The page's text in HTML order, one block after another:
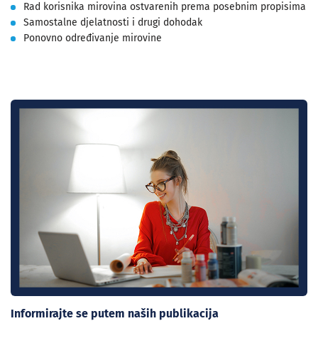
Rad korisnika mirovina ostvarenih prema posebnim propisima
Samostalne djelatnosti i drugi dohodak
Ponovno određivanje mirovine
Informirajte se putem naših publikacija